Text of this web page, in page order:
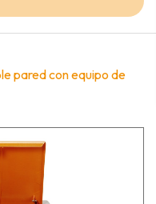
pared con equipo de